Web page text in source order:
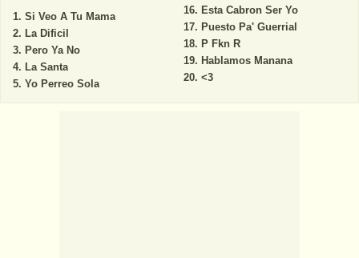
Si Veo A Tu Mama
La Dificil
Pero Ya No
La Santa
Yo Perreo Sola
Esta Cabron Ser Yo
Puesto Pa' Guerrial
P Fkn R
Hablamos Manana
<3